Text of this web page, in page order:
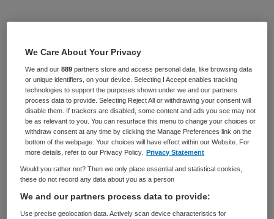
Artsen Bedrijfsarts
Onbekend Vaste aanstelling
PLAATSINGSDATUM
18 mei 2026
NIVEAU
Overig
ERVARING DIENSTVERBAND
Vacature niet beschikbaar
We Care About Your Privacy
We and our889 partners store and access personal data, like browsing data
or unique identifiers, on your device. Selecting I Accept enables tracking
technologies to support the purposes shown under we and our partners
process data to provide. Selecting Reject All or withdrawing your consent will
disable them. If trackers are disabled, some content and ads you see may not
be as relevant to you. You can resurface this menu to change your choices or
withdraw consent at any time by clicking the Manage Preferences link on the
bottom of the webpage. Your choices will have effect within our Website. For
more details, refer to our Privacy Policy.
Privacy Statement
Would you rather not? Then we only place essential and statistical cookies,
these do not record any data about you as a person
We and our partners process data to provide:
Use precise geolocation data. Actively scan device characteristics for